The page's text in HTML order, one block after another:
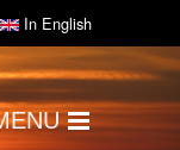
In English